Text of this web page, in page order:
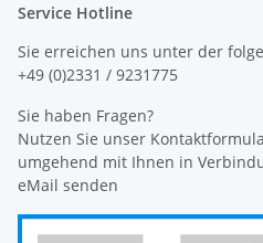
Service Hotline
Sie erreichen uns unter der
+49 (0)2331 / 9231775
Sie haben Fragen?
Nutzen Sie unser
umgehend mit Ihnen in
eMail senden